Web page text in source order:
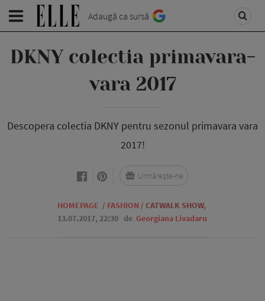
Adaugă ca sursă
DKNY colectia primavara-
vara 2017
Descopera colectia DKNY pentru sezonul primavara vara
2017!
HOMEPAGE / FASHION / CATWALK SHOW,
13.07.2017, 22:30 de Georgiana Livadaru
Urmărește-ne